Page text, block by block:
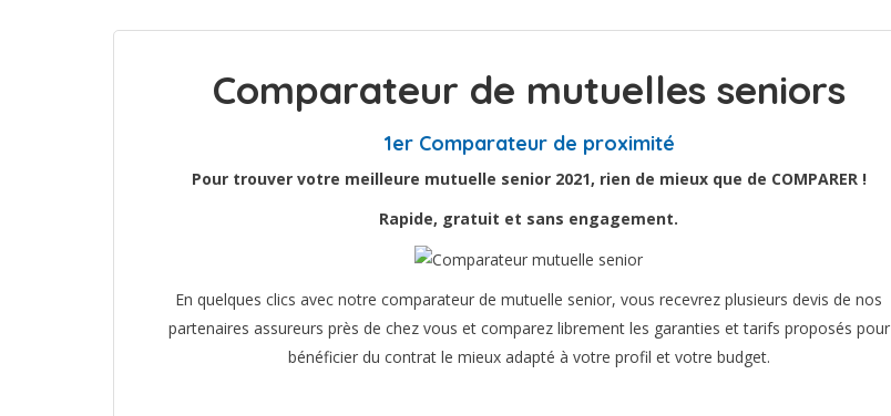
Comparateur de mutuelles seniors
1er Comparateur de proximité
Pour trouver votre meilleure mutuelle senior 2021, rien de mieux que de COMPARER !
Rapide, gratuit et sans engagement.
En quelques clics avec notre comparateur de mutuelle senior, vous recevrez plusieurs devis de nos
partenaires assureurs près de chez vous et comparez librement les garanties et tarifs proposés pour
bénéficier du contrat le mieux adapté à votre profil et votre budget.